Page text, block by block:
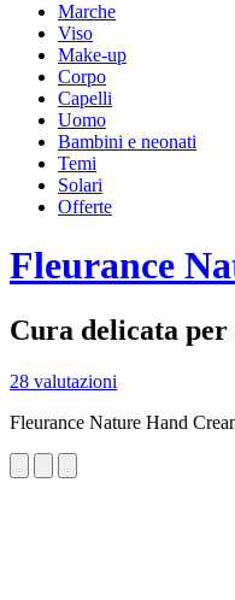
Marche
Viso
Make-up
Corpo
Capelli
Uomo
Bambini e neonati
Temi
Solari
Offerte
Fleurance
Cura delicata
28 valutazioni
Fleurance Nature Hand